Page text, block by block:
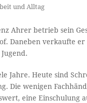
und Alltag
Ahrer betrieb sein
Daneben verkaufte
Jahre. Heute sind
Die wenigen
eine Einschulung